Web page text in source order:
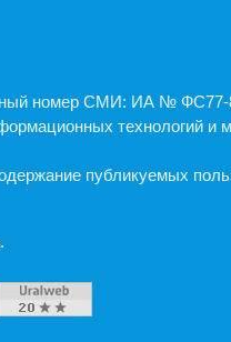
номер СМИ: ИА №
технологий и
публикуемых